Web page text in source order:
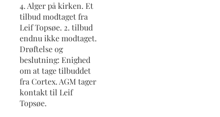
4. Alger på kirken. Et
tilbud modtaget fra
Leif Topsøe. 2. tilbud
endnu ikke modtaget.
Drøftelse og
beslutning: Enighed
om at tage tilbuddet
fra Cortex. AGM tager
kontakt til Leif
Topsøe.